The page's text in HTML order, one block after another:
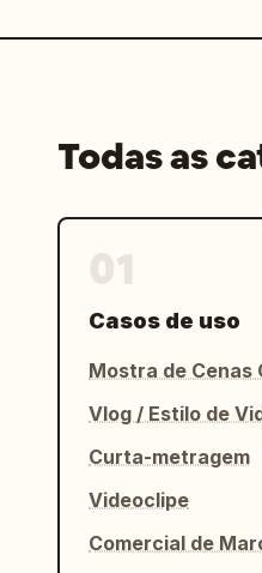
Todas as
Casos de uso
Mostra de
Vlog / Estilo de
Curta-metragem
Videoclipe
Comercial de